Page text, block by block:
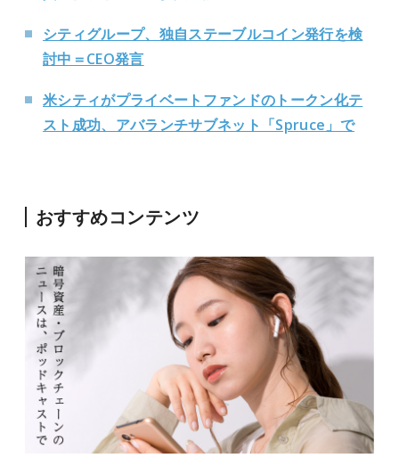
シティグループ、独自ステーブルコイン発行を検
討中＝CEO発言
米シティがプライベートファンドのトークン化テ
スト成功、アバランチサブネット「Spruce」で
おすすめコンテンツ